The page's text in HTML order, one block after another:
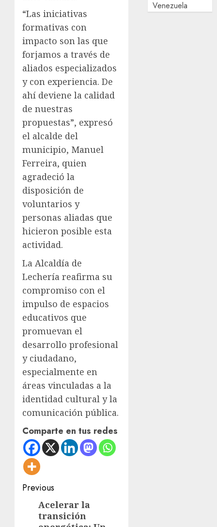
“Las iniciativas
formativas con
impacto son las que
forjamos a través de
aliados especializados
y con experiencia. De
ahí deviene la calidad
de nuestras
propuestas”, expresó
el alcalde del
municipio, Manuel
Ferreira, quien
agradeció la
disposición de
voluntarios y
personas aliadas que
hicieron posible esta
actividad.
La Alcaldía de
Lechería reafirma su
compromiso con el
impulso de espacios
educativos que
promuevan el
desarrollo profesional
y ciudadano,
especialmente en
áreas vinculadas a la
identidad cultural y la
comunicación pública.
Comparte en tus redes
Post
navigation
Previous
Previous
post:
Acelerar la
transición
Venezuela